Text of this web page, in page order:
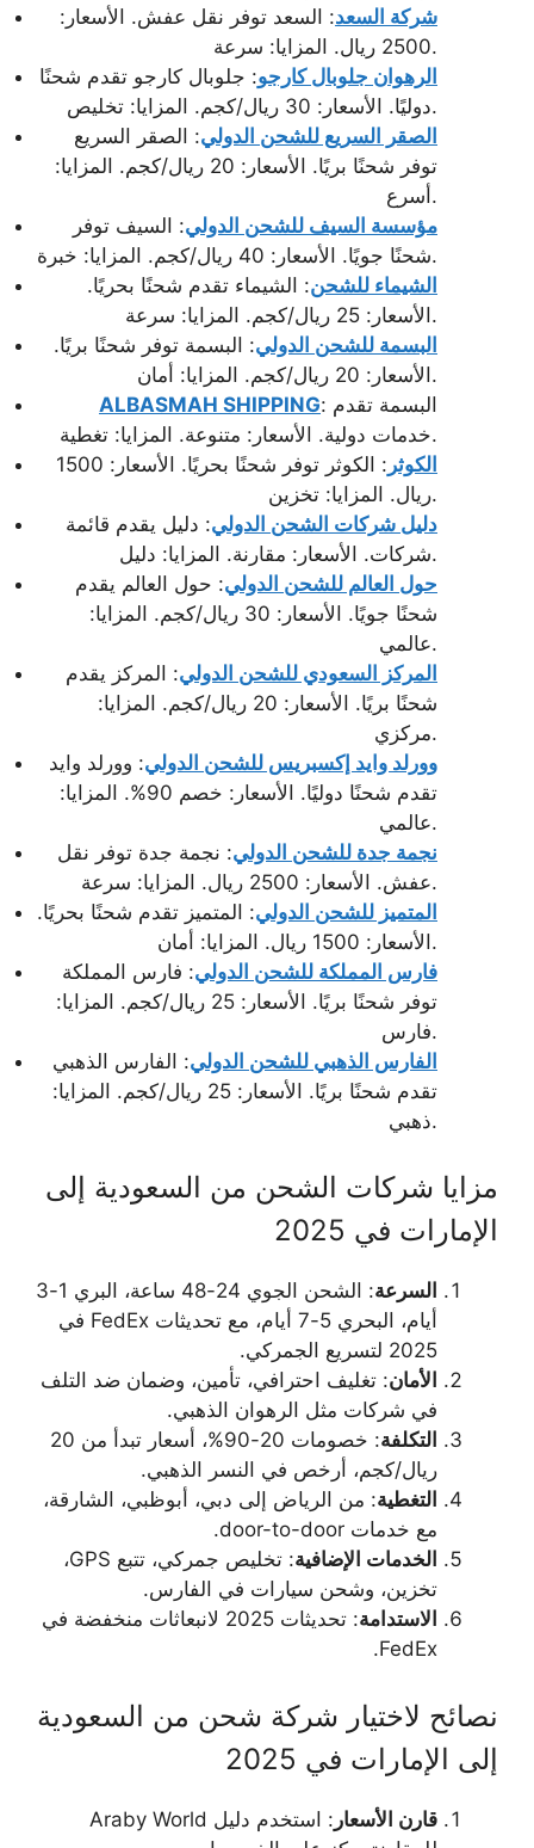
شركة السعد: السعد توفر نقل عفش. الأسعار:
2500 ريال. المزايا: سرعة.
الرهوان جلوبال كارجو: جلوبال كارجو تقدم شحنًا
دوليًا. الأسعار: 30 ريال/كجم. المزايا: تخليص.
الصقر السريع للشحن الدولي: الصقر السريع
توفر شحنًا بريًا. الأسعار: 20 ريال/كجم. المزايا:
أسرع.
مؤسسة السيف للشحن الدولي: السيف توفر
شحنًا جويًا. الأسعار: 40 ريال/كجم. المزايا: خبرة.
الشيماء للشحن: الشيماء تقدم شحنًا بحريًا.
الأسعار: 25 ريال/كجم. المزايا: سرعة.
البسمة للشحن الدولي: البسمة توفر شحنًا بريًا.
الأسعار: 20 ريال/كجم. المزايا: أمان.
ALBASMAH SHIPPING: البسمة تقدم
خدمات دولية. الأسعار: متنوعة. المزايا: تغطية.
الكوثر
: الكوثر توفر شحنًا بحريًا. الأسعار: 1500
ريال. المزايا: تخزين.
دليل شركات الشحن الدولي: دليل يقدم قائمة
شركات. الأسعار: مقارنة. المزايا: دليل.
حول العالم للشحن الدولي: حول العالم يقدم
شحنًا جويًا. الأسعار: 30 ريال/كجم. المزايا:
عالمي.
المركز السعودي للشحن الدولي: المركز يقدم
شحنًا بريًا. الأسعار: 20 ريال/كجم. المزايا:
مركزي.
وورلد وايد إكسبريس للشحن الدولي: وورلد وايد
تقدم شحنًا دوليًا. الأسعار: خصم 90%. المزايا:
عالمي.
نجمة جدة للشحن الدولي: نجمة جدة توفر نقل
عفش. الأسعار: 2500 ريال. المزايا: سرعة.
المتميز للشحن الدولي: المتميز تقدم شحنًا بحريًا.
الأسعار: 1500 ريال. المزايا: أمان.
فارس المملكة للشحن الدولي: فارس المملكة
توفر شحنًا بريًا. الأسعار: 25 ريال/كجم. المزايا:
فارس.
الفارس الذهبي للشحن الدولي: الفارس الذهبي
تقدم شحنًا بريًا. الأسعار: 25 ريال/كجم. المزايا:
ذهبي.
مزايا شركات الشحن من السعودية إلى
الإمارات في 2025
السرعة
: الشحن الجوي 24-48 ساعة، البري 1-3
أيام، البحري 5-7 أيام، مع تحديثات FedEx في
2025 لتسريع الجمركي.
الأمان: تغليف احترافي، تأمين، وضمان ضد التلف
في شركات مثل الرهوان الذهبي.
التكلفة
: خصومات 20-90%، أسعار تبدأ من 20
ريال/كجم، أرخص في النسر الذهبي.
التغطية: من الرياض إلى دبي، أبوظبي، الشارقة،
مع خدمات door-to-door.
الخدمات الإضافية
: تخليص جمركي، تتبع GPS،
تخزين، وشحن سيارات في الفارس.
الاستدامة
: تحديثات 2025 لانبعاثات منخفضة في
FedEx.
نصائح لاختيار شركة شحن من السعودية
إلى الإمارات في 2025
قارن الأسعار
: استخدم دليل Araby World